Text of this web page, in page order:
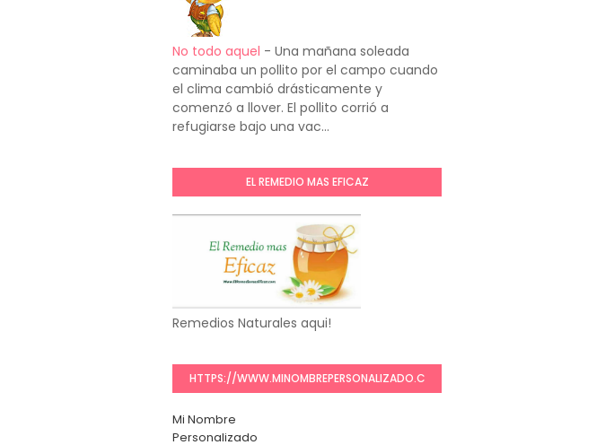
No todo aquel - Una mañana soleada
caminaba un pollito por el campo cuando
el clima cambió drásticamente y
comenzó a llover. El pollito corrió a
refugiarse bajo una vac...
EL REMEDIO MAS EFICAZ
Remedios Naturales aqui!
HTTPS://WWW.MINOMBREPERSONALIZADO.C
Mi Nombre
Personalizado